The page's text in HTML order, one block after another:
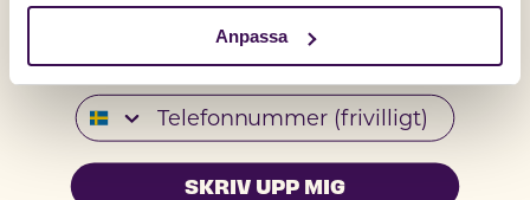
Anpassa
Telefonnummer
SKRIV UPP MIG